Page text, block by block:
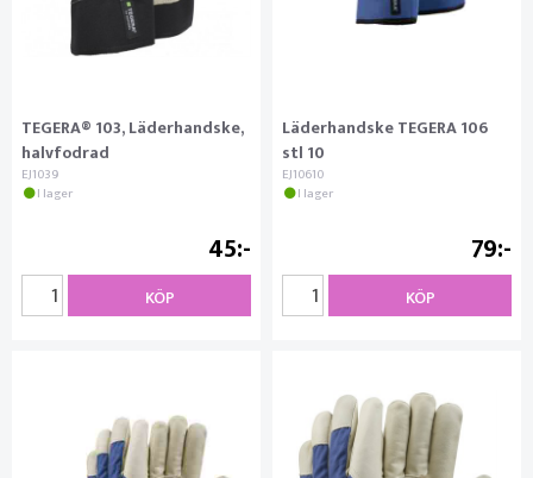
TEGERA® 103, Läderhandske,
halvfodrad
EJ1039
I lager
45
KÖP
Läderhandske TEGERA 106
stl 10
EJ10610
I lager
79
KÖP